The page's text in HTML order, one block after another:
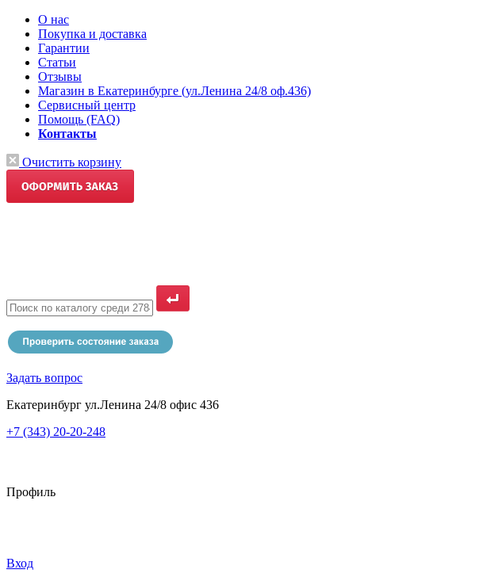
О нас
Покупка и доставка
Гарантии
Статьи
Отзывы
Магазин в Екатеринбурге (ул.Ленина 24/8 оф.436)
Сервисный центр
Помощь (FAQ)
Контакты
Очистить корзину
Задать вопрос
Екатеринбург ул.Ленина 24/8 офис 436
+7 (343) 20-20-248
Профиль
Вход